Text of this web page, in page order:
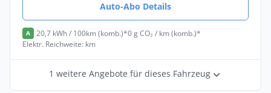
Auto-Abo Details
A 20,7 kWh / 100km (komb.)*0 g CO₂ / km (komb.)*
Elektr. Reichweite: km
1 weitere Angebote für dieses Fahrzeug